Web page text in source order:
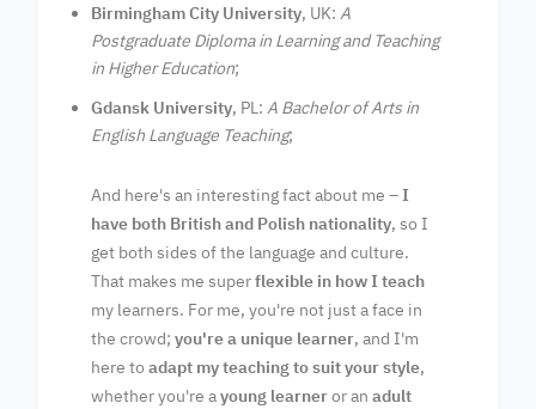
Birmingham City University, UK: A
Postgraduate Diploma in Learning and Teaching
in Higher Education;
Gdansk University, PL: A Bachelor of Arts in
English Language Teaching;
And here's an interesting fact about me –I
have both British and Polish nationality, so I
get both sides of the language and culture.
That makes me superflexible in how I teach
my learners. For me, you're not just a face in
the crowd; you're a unique learner, and I'm
here to adapt my teaching to suit your style,
whether you're ayoung learneror an adult